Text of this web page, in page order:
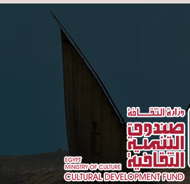
Skip to main content